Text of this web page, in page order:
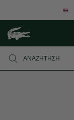
Λόγω αυξημένου
καθυστέρηση στις